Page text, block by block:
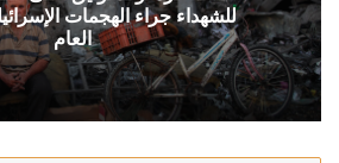
للشهداء جراء الهجمات
العام